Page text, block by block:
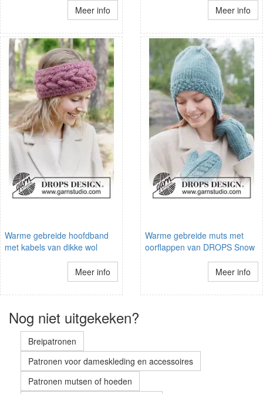
Meer info Meer info
Warme gebreide hoofdband
met kabels van dikke wol
Meer info
Warme gebreide muts met
oorflappen van DROPS Snow
Meer info
Nog niet uitgekeken?
Breipatronen
Patronen voor dameskleding en accessoires
Patronen mutsen of hoeden